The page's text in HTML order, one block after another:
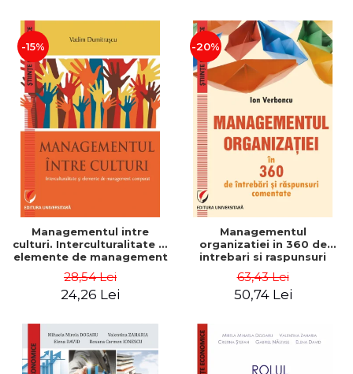
-15%
Managementul intre
culturi. Interculturalitate si
elemente de management
Dumitrascu
28,54 Lei
24,26 Lei
-20%
Managementul
organizatiei in 360 de
intrebari si raspunsuri
63,43 Lei
50,74 Lei